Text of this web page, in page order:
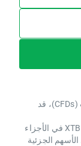
الأدوات المالية التي نقدمها، خاصة عقود الفروقات (CFDs)، قد
الأسهم الجزئية (FS) هي حق ائتماني مكتسب من XTB ​​في الأجزاء
الجزئية